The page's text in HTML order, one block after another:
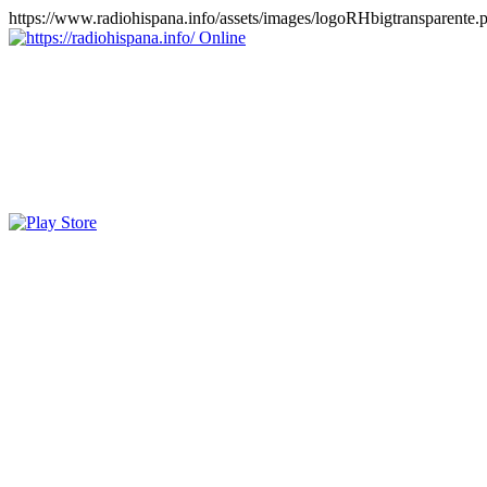
https://www.radiohispana.info/assets/images/
Online